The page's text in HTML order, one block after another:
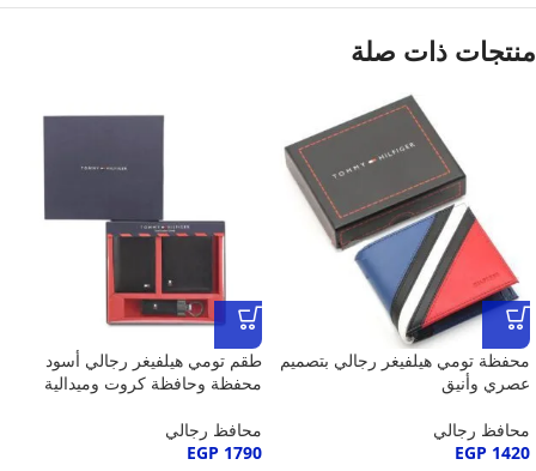
منتجات ذات صلة
محفظة تومي هيلفيغر رجالي بتصميم
عصري وأنيق
محافظ رجالي
EGP 1420
طقم تومي هيلفيغر رجالي أسود
محفظة وحافظة كروت وميدالية
محافظ رجالي
EGP 1790